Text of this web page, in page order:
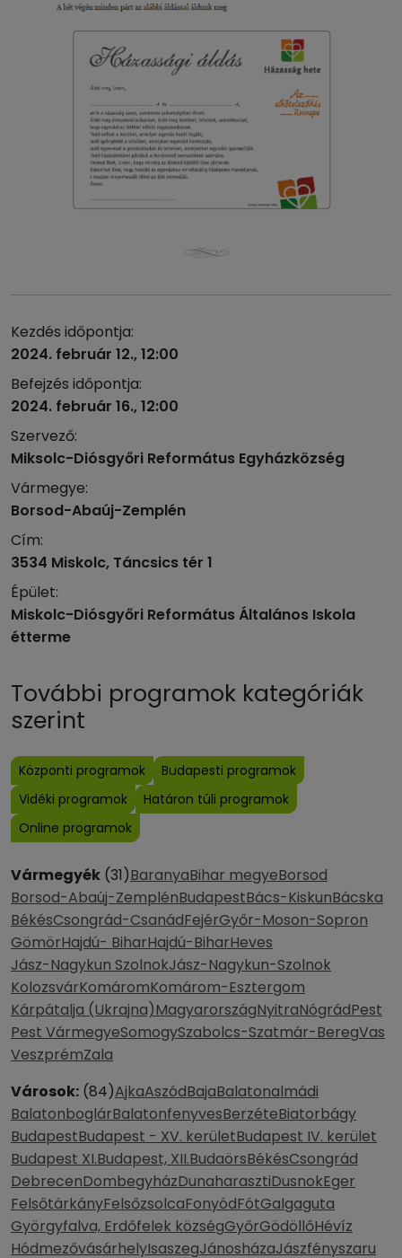
Kezdés időpontja:
2024. február 12., 12:00
Befejzés időpontja:
2024. február 16., 12:00
Szervező:
Miksolc-Diósgyőri Református Egyházközség
Vármegye:
Borsod-Abaúj-Zemplén
Cím:
3534 Miskolc, Táncsics tér 1
Épület:
Miskolc-Diósgyőri Református Általános Iskola
étterme
További programok kategóriák
szerint
Központi programok
Budapesti programok
Vidéki programok
Határon túli programok
Online programok
Vármegyék (31)BaranyaBihar megyeBorsod
Borsod-Abaúj-ZemplénBudapestBács-KiskunBácska
BékésCsongrád-CsanádFejérGyőr-Moson-Sopron
GömörHajdú- BiharHajdú-BiharHeves
Jász-Nagykun SzolnokJász-Nagykun-Szolnok
KolozsvárKomáromKomárom-Esztergom
Kárpátalja (Ukrajna)MagyarországNyitraNógrádPest
Pest VármegyeSomogySzabolcs-Szatmár-BeregVas
VeszprémZala
Városok: (84)AjkaAszódBajaBalatonalmádi
BalatonboglárBalatonfenyvesBerzéteBiatorbágy
BudapestBudapest - XV. kerületBudapest IV. kerület
Budapest XI.Budapest, XII.BudaörsBékésCsongrád
DebrecenDombegyházDunaharasztiDusnokEger
FelsőtárkányFelsőzsolcaFonyódFótGalgaguta
Györgyfalva, Erdőfelek községGyőrGödöllőHévíz
HódmezővásárhelyIsaszegJánosházaJászfényszaru